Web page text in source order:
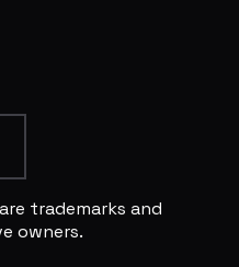
trademarks and
owners.